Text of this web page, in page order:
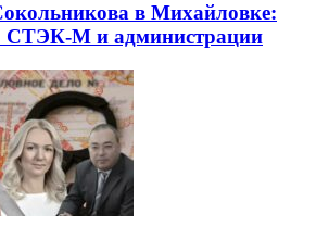
в Михайловке:
СТЭК-М и администрации